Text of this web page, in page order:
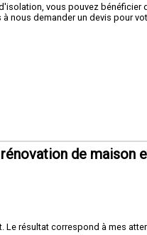
vous pouvez bénéficier
à nous demander un devis pour
rénovation de
Le résultat correspond à mes